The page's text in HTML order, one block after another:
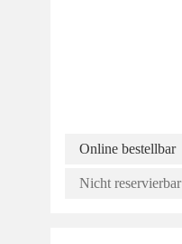
Online bestellbar
Nicht reservierbar